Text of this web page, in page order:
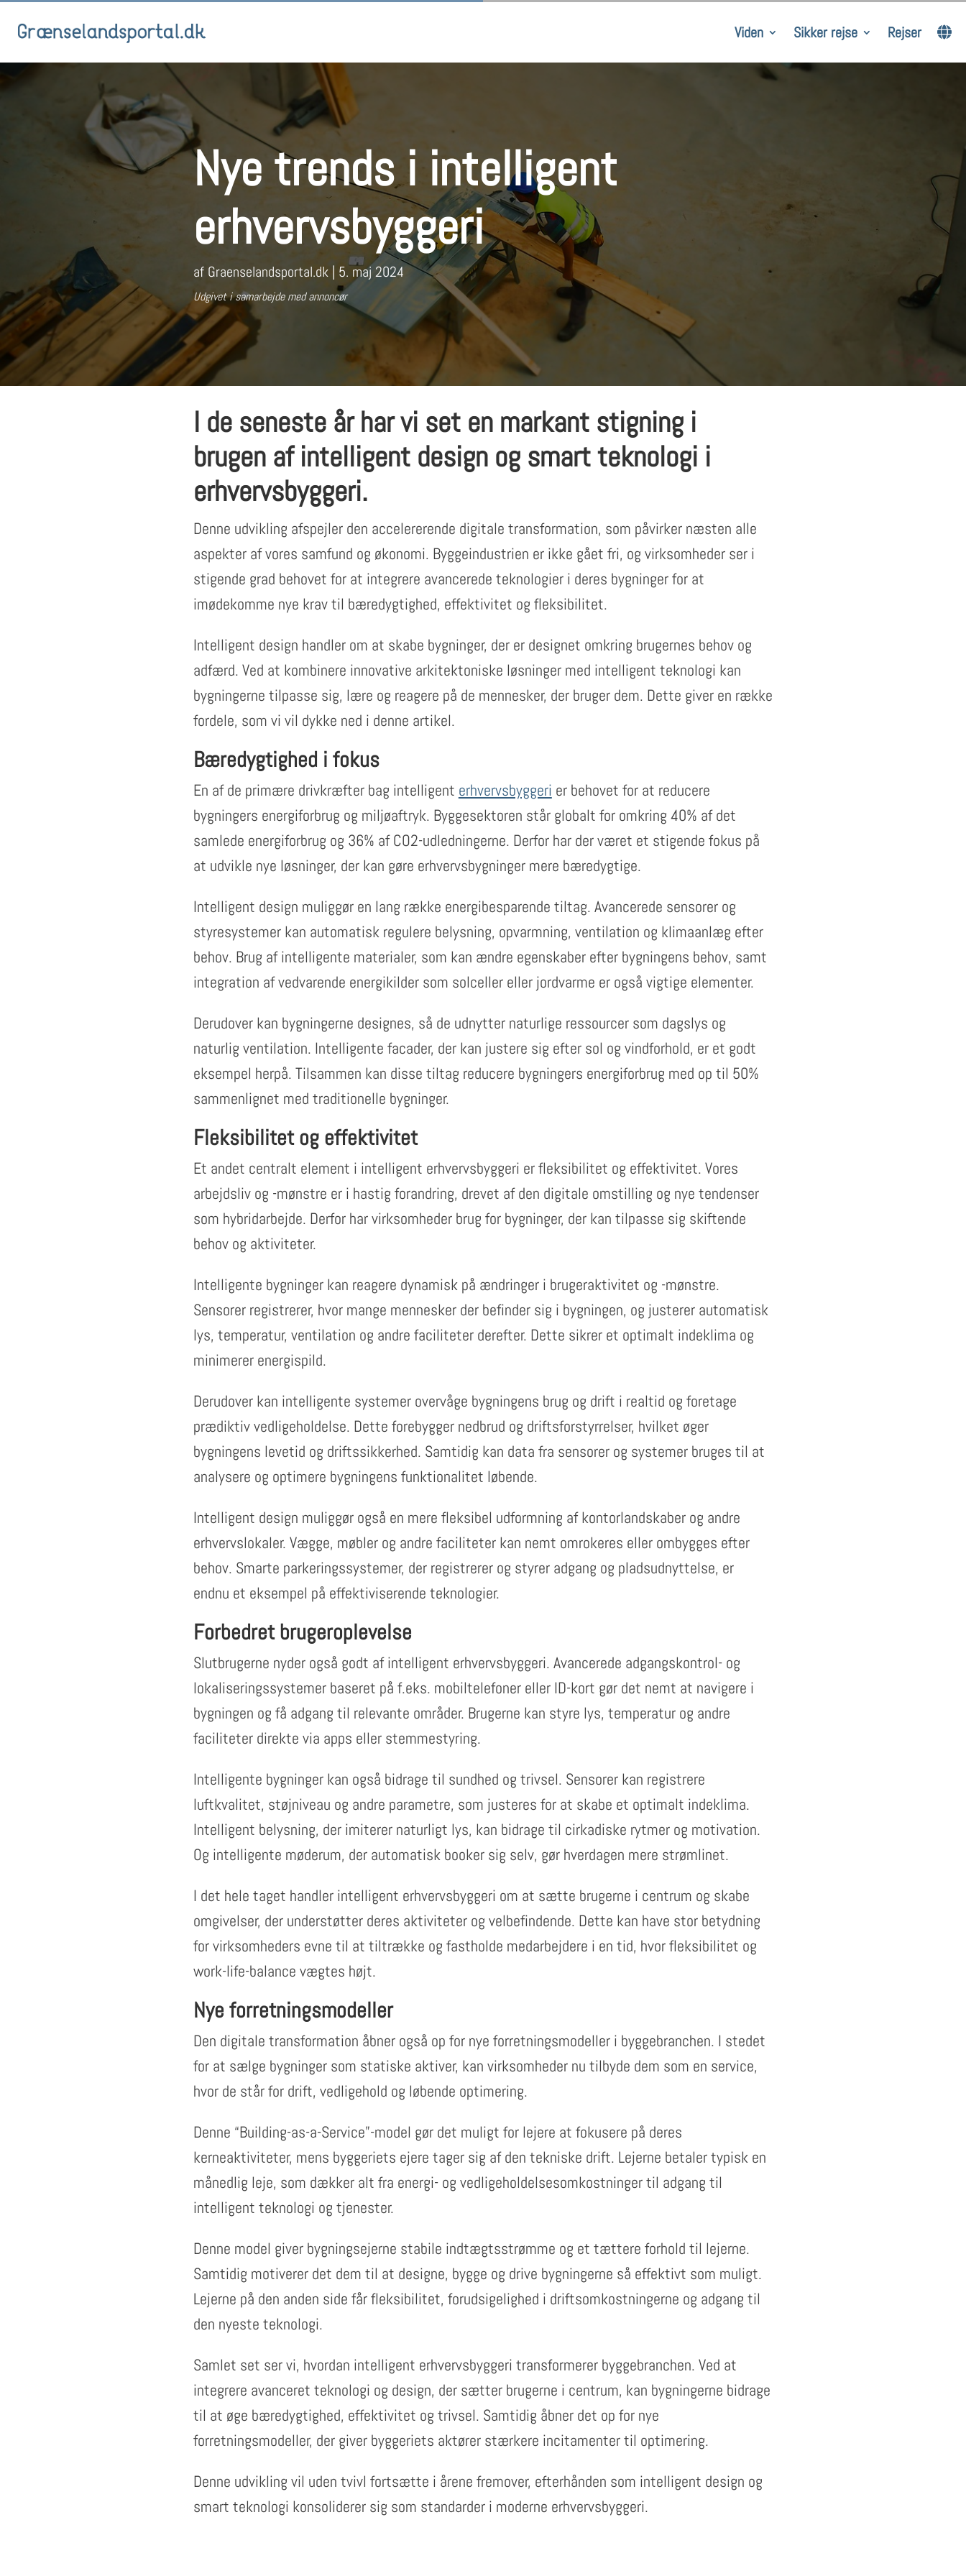
Viden Sikker rejse Rejser
Nye trends i intelligent
erhvervsbyggeri
af Graenselandsportal.dk| 5. maj 2024
Udgivet i samarbejde med annoncør
I de seneste år har vi set en markant stigning i
brugen af intelligent design og smart teknologi i
erhvervsbyggeri.
Denne udvikling afspejler den accelererende digitale transformation, som påvirker næsten alle
aspekter af vores samfund og økonomi. Byggeindustrien er ikke gået fri, og virksomheder ser i
stigende grad behovet for at integrere avancerede teknologier i deres bygninger for at
imødekomme nye krav til bæredygtighed, effektivitet og fleksibilitet.
Intelligent design handler om at skabe bygninger, der er designet omkring brugernes behov og
adfærd. Ved at kombinere innovative arkitektoniske løsninger med intelligent teknologi kan
bygningerne tilpasse sig, lære og reagere på de mennesker, der bruger dem. Dette giver en række
fordele, som vi vil dykke ned i denne artikel.
Bæredygtighed i fokus
En af de primære drivkræfter bag intelligent erhvervsbyggeri er behovet for at reducere
bygningers energiforbrug og miljøaftryk. Byggesektoren står globalt for omkring 40% af det
samlede energiforbrug og 36% af CO2-udledningerne. Derfor har der været et stigende fokus på
at udvikle nye løsninger, der kan gøre erhvervsbygninger mere bæredygtige.
Intelligent design muliggør en lang række energibesparende tiltag. Avancerede sensorer og
styresystemer kan automatisk regulere belysning, opvarmning, ventilation og klimaanlæg efter
behov. Brug af intelligente materialer, som kan ændre egenskaber efter bygningens behov, samt
integration af vedvarende energikilder som solceller eller jordvarme er også vigtige elementer.
Derudover kan bygningerne designes, så de udnytter naturlige ressourcer som dagslys og
naturlig ventilation. Intelligente facader, der kan justere sig efter sol og vindforhold, er et godt
eksempel herpå. Tilsammen kan disse tiltag reducere bygningers energiforbrug med op til 50%
sammenlignet med traditionelle bygninger.
Fleksibilitet og effektivitet
Et andet centralt element i intelligent erhvervsbyggeri er fleksibilitet og effektivitet. Vores
arbejdsliv og -mønstre er i hastig forandring, drevet af den digitale omstilling og nye tendenser
som hybridarbejde. Derfor har virksomheder brug for bygninger, der kan tilpasse sig skiftende
behov og aktiviteter.
Intelligente bygninger kan reagere dynamisk på ændringer i brugeraktivitet og -mønstre.
Sensorer registrerer, hvor mange mennesker der befinder sig i bygningen, og justerer automatisk
lys, temperatur, ventilation og andre faciliteter derefter. Dette sikrer et optimalt indeklima og
minimerer energispild.
Derudover kan intelligente systemer overvåge bygningens brug og drift i realtid og foretage
prædiktiv vedligeholdelse. Dette forebygger nedbrud og driftsforstyrrelser, hvilket øger
bygningens levetid og driftssikkerhed. Samtidig kan data fra sensorer og systemer bruges til at
analysere og optimere bygningens funktionalitet løbende.
Intelligent design muliggør også en mere fleksibel udformning af kontorlandskaber og andre
erhvervslokaler. Vægge, møbler og andre faciliteter kan nemt omrokeres eller ombygges efter
behov. Smarte parkeringssystemer, der registrerer og styrer adgang og pladsudnyttelse, er
endnu et eksempel på effektiviserende teknologier.
Forbedret brugeroplevelse
Slutbrugerne nyder også godt af intelligent erhvervsbyggeri. Avancerede adgangskontrol- og
lokaliseringssystemer baseret på f.eks. mobiltelefoner eller ID-kort gør det nemt at navigere i
bygningen og få adgang til relevante områder. Brugerne kan styre lys, temperatur og andre
faciliteter direkte via apps eller stemmestyring.
Intelligente bygninger kan også bidrage til sundhed og trivsel. Sensorer kan registrere
luftkvalitet, støjniveau og andre parametre, som justeres for at skabe et optimalt indeklima.
Intelligent belysning, der imiterer naturligt lys, kan bidrage til cirkadiske rytmer og motivation.
Og intelligente møderum, der automatisk booker sig selv, gør hverdagen mere strømlinet.
I det hele taget handler intelligent erhvervsbyggeri om at sætte brugerne i centrum og skabe
omgivelser, der understøtter deres aktiviteter og velbefindende. Dette kan have stor betydning
for virksomheders evne til at tiltrække og fastholde medarbejdere i en tid, hvor fleksibilitet og
work-life-balance vægtes højt.
Nye forretningsmodeller
Den digitale transformation åbner også op for nye forretningsmodeller i byggebranchen. I stedet
for at sælge bygninger som statiske aktiver, kan virksomheder nu tilbyde dem som en service,
hvor de står for drift, vedligehold og løbende optimering.
Denne “Building-as-a-Service”-model gør det muligt for lejere at fokusere på deres
kerneaktiviteter, mens byggeriets ejere tager sig af den tekniske drift. Lejerne betaler typisk en
månedlig leje, som dækker alt fra energi- og vedligeholdelsesomkostninger til adgang til
intelligent teknologi og tjenester.
Denne model giver bygningsejerne stabile indtægtsstrømme og et tættere forhold til lejerne.
Samtidig motiverer det dem til at designe, bygge og drive bygningerne så effektivt som muligt.
Lejerne på den anden side får fleksibilitet, forudsigelighed i driftsomkostningerne og adgang til
den nyeste teknologi.
Samlet set ser vi, hvordan intelligent erhvervsbyggeri transformerer byggebranchen. Ved at
integrere avanceret teknologi og design, der sætter brugerne i centrum, kan bygningerne bidrage
til at øge bæredygtighed, effektivitet og trivsel. Samtidig åbner det op for nye
forretningsmodeller, der giver byggeriets aktører stærkere incitamenter til optimering.
Denne udvikling vil uden tvivl fortsætte i årene fremover, efterhånden som intelligent design og
smart teknologi konsoliderer sig som standarder i moderne erhvervsbyggeri.